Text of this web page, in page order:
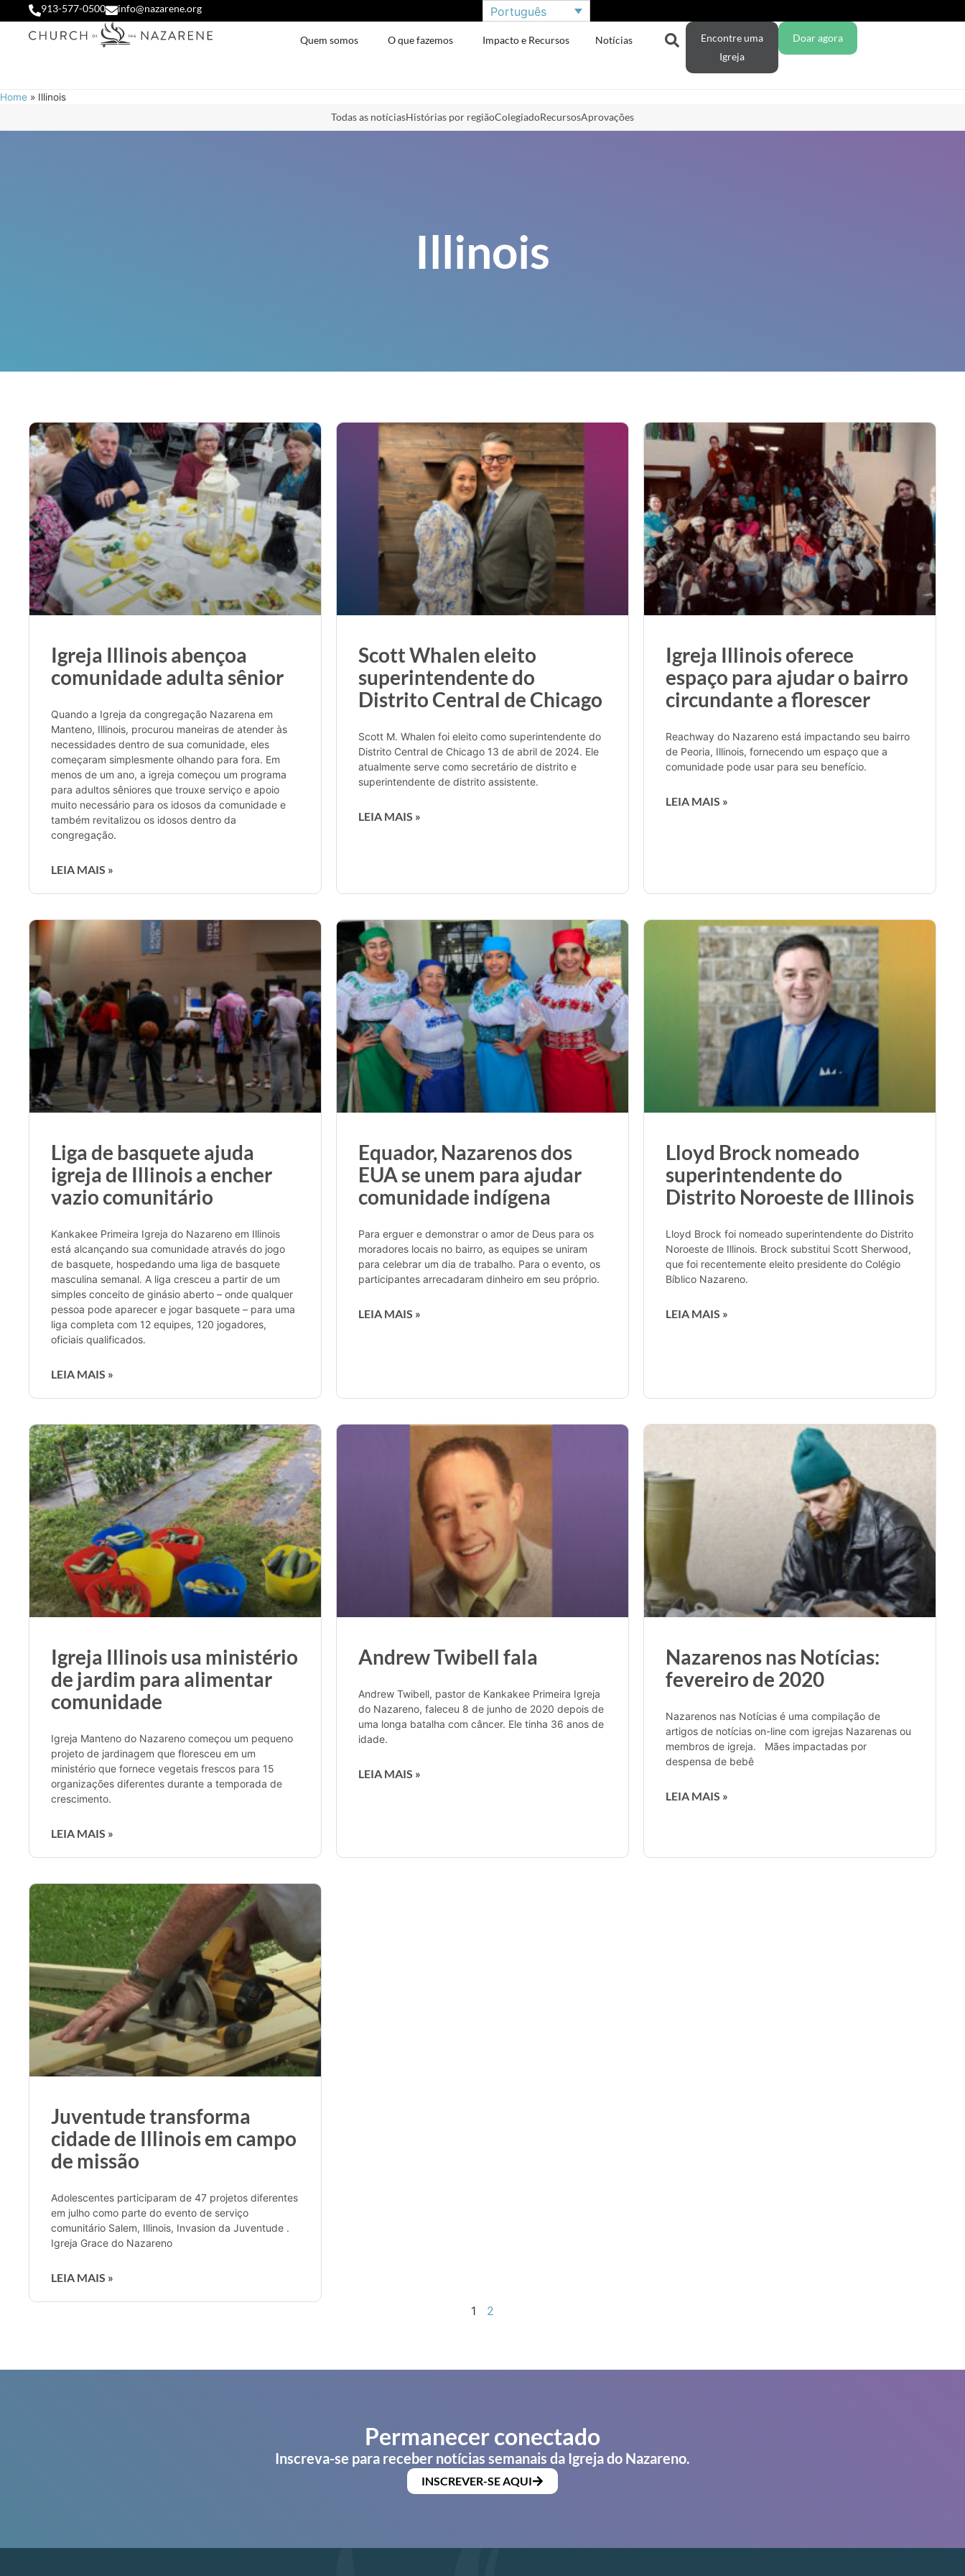
913-577-0500 info@nazarene.org Português
Quem somos O que fazemos Impacto e Recursos Notícias
Encontre uma
Igreja
Doar agora
Home » Illinois
Todas as notíciasHistórias por regiãoColegiadoRecursosAprovações
Illinois
Igreja Illinois abençoa
comunidade adulta sênior
Quando a Igreja da congregação Nazarena em
Manteno, Illinois, procurou maneiras de atender às
necessidades dentro de sua comunidade, eles
começaram simplesmente olhando para fora. Em
menos de um ano, a igreja começou um programa
para adultos sêniores que trouxe serviço e apoio
muito necessário para os idosos da comunidade e
também revitalizou os idosos dentro da
congregação.
LEIA MAIS »
Scott Whalen eleito
superintendente do
Distrito Central de Chicago
Scott M. Whalen foi eleito como superintendente do
Distrito Central de Chicago 13 de abril de 2024. Ele
atualmente serve como secretário de distrito e
superintendente de distrito assistente.
LEIA MAIS »
Igreja Illinois oferece
espaço para ajudar o bairro
circundante a florescer
Reachway do Nazareno está impactando seu bairro
de Peoria, Illinois, fornecendo um espaço que a
comunidade pode usar para seu benefício.
LEIA MAIS »
Liga de basquete ajuda
igreja de Illinois a encher
vazio comunitário
Kankakee Primeira Igreja do Nazareno em Illinois
está alcançando sua comunidade através do jogo
de basquete, hospedando uma liga de basquete
masculina semanal. A liga cresceu a partir de um
simples conceito de ginásio aberto – onde qualquer
pessoa pode aparecer e jogar basquete – para uma
liga completa com 12 equipes, 120 jogadores,
oficiais qualificados.
LEIA MAIS »
Equador, Nazarenos dos
EUA se unem para ajudar
comunidade indígena
Para erguer e demonstrar o amor de Deus para os
moradores locais no bairro, as equipes se uniram
para celebrar um dia de trabalho. Para o evento, os
participantes arrecadaram dinheiro em seu próprio.
LEIA MAIS »
Lloyd Brock nomeado
superintendente do
Distrito Noroeste de Illinois
Lloyd Brock foi nomeado superintendente do Distrito
Noroeste de Illinois. Brock substitui Scott Sherwood,
que foi recentemente eleito presidente do Colégio
Bíblico Nazareno.
LEIA MAIS »
Igreja Illinois usa ministério
de jardim para alimentar
comunidade
Igreja Manteno do Nazareno começou um pequeno
projeto de jardinagem que floresceu em um
ministério que fornece vegetais frescos para 15
organizações diferentes durante a temporada de
crescimento.
LEIA MAIS »
Andrew Twibell fala
Andrew Twibell, pastor de Kankakee Primeira Igreja
do Nazareno, faleceu 8 de junho de 2020 depois de
uma longa batalha com câncer. Ele tinha 36 anos de
idade.
LEIA MAIS »
Nazarenos nas Notícias:
fevereiro de 2020
Nazarenos nas Notícias é uma compilação de
artigos de notícias on-line com igrejas Nazarenas ou
membros de igreja. Mães impactadas por
despensa de bebê
LEIA MAIS »
Juventude transforma
cidade de Illinois em campo
de missão
Adolescentes participaram de 47 projetos diferentes
em julho como parte do evento de serviço
comunitário Salem, Illinois, Invasion da Juventude .
Igreja Grace do Nazareno
LEIA MAIS »
1 2
Permanecer conectado
Inscreva-se para receber notícias semanais da Igreja do Nazareno.
INSCREVER-SE AQUI